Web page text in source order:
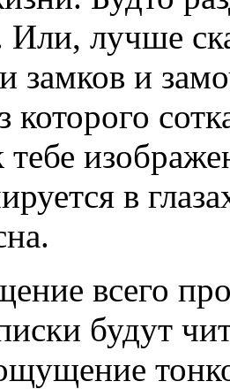
Или, лучше
замков и
которого
тебе
в
всего
будут